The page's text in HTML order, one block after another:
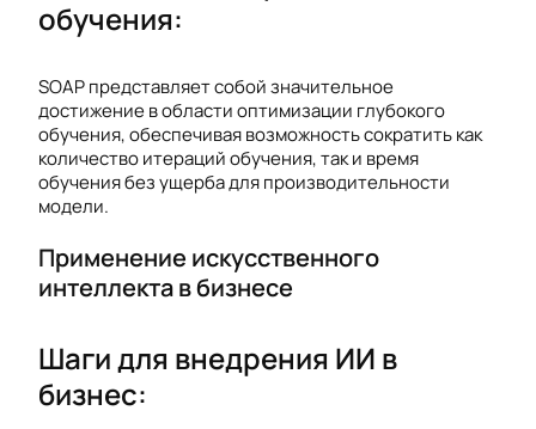
обучения:
SOAP представляет собой значительное
достижение в области оптимизации глубокого
обучения, обеспечивая возможность сократить как
количество итераций обучения, так и время
обучения без ущерба для производительности
модели.
Применение искусственного
интеллекта в бизнесе
Шаги для внедрения ИИ в
бизнес: